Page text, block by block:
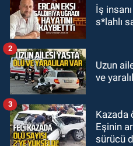
10:51Bülent Ecevit Üniversitesi'ne
45
10:00Dışarıdakiler: Bir Zamanlar
GÜNDEM
22:57
İş
s*lahlı
Uzun
ve
2
Kazada
Eşinin
sürücü
3